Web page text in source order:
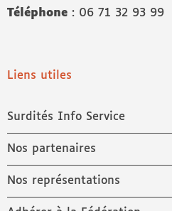
Téléphone : 06 71 32 93 99
Liens utiles
Surdités Info Service
Nos partenaires
Nos représentations